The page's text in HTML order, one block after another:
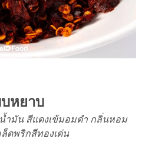
หยาบ
ำมัน สีแดงเข้มอมดำ กลิ่นหอม
ล็ดพริกสีทองเด่น